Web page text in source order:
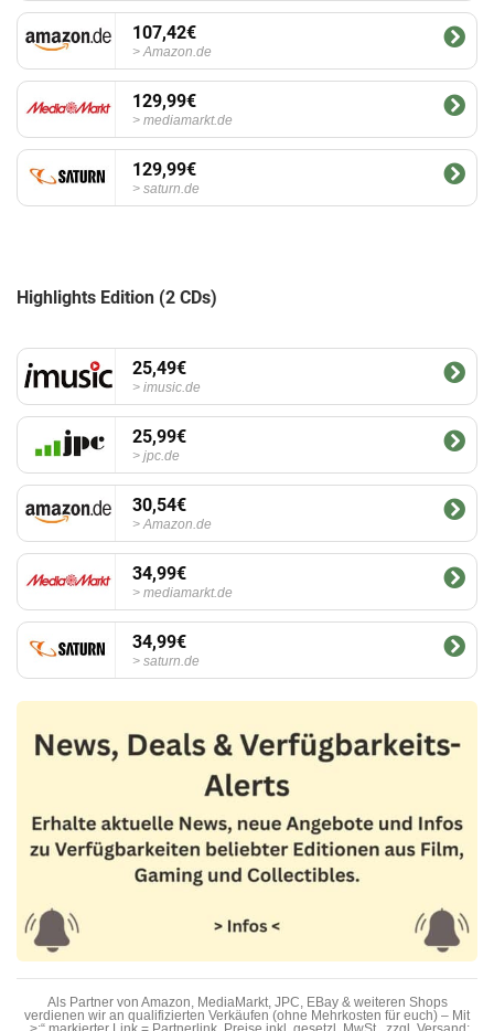
107,42€
Amazon.de
129,99€
mediamarkt.de
129,99€
saturn.de
Highlights Edition (2 CDs)
25,49€
imusic.de
25,99€
jpc.de
30,54€
Amazon.de
34,99€
mediamarkt.de
34,99€
saturn.de
Als Partner von Amazon, MediaMarkt, JPC, EBay & weiteren Shops
verdienen wir an qualifizierten Verkäufen (ohne Mehrkosten für euch) – Mit